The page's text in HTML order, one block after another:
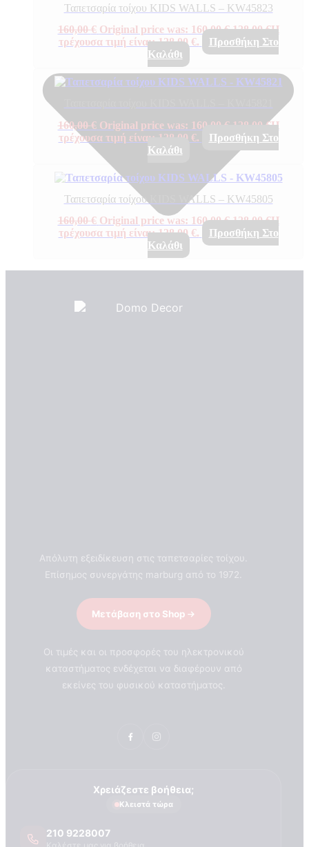
ΣΧΕΤΙΚΑ ΜΕ ΕΜΑΣ
Ταπετσαρία τοίχου KIDS WALLS – KW45823
160,00€ Original price was: 160,00 €.128,00€Η
τρέχουσα τιμή είναι: 128,00 €.
Προσθήκη Στο
Καλάθι
160,00€ Original price was: 160,00 €. 128,00 €Η
τρέχουσα τιμή είναι: 128,00 €.
Προσθήκη Στο
Καλάθι
Ταπετσαρία τοίχου KIDS WALLS – KW45805
160,00€ Original price was: 160,00 €.128,00€Η
τρέχουσα τιμή είναι: 128,00 €.
Προσθήκη Στο
Καλάθι
Απόλυτη εξειδίκευση στις ταπετσαρίες τοίχου.
Επίσημος συνεργάτης marburg από το 1972.
Μετάβαση στο Shop
Οι τιμές και οι προσφορές του ηλεκτρονικού
καταστήματος ενδέχεται να διαφέρουν από
εκείνες του φυσικού καταστήματος.
Χρειάζεστε βοήθεια;
Κλειστά τώρα
210 9228007